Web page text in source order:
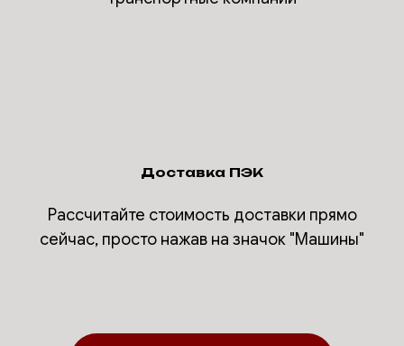
Доставка ПЭК
Рассчитайте стоимость доставки прямо
сейчас, просто нажав на значок "Машины"